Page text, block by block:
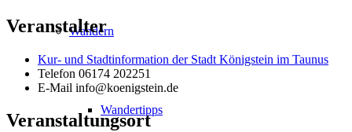
Wandern
Wandertipps
Veranstalter
Kur- und Stadtinformation der Stadt Königstein im Taunus
Telefon 06174 202251
E-Mail info@koenigstein.de
Veranstaltungsort